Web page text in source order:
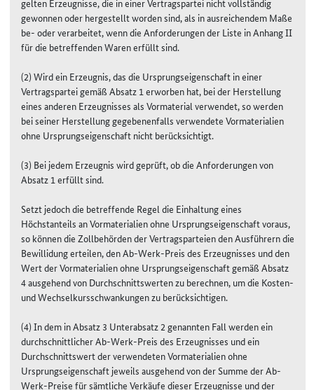
gewonnen oder hergestellt worden sind, als in ausreichendem Maße
be- oder verarbeitet, wenn die Anforderungen der Liste in Anhang II
für die betreffenden Waren erfüllt sind.
(2) Wird ein Erzeugnis, das die Ursprungseigenschaft in einer
Vertragspartei gemäß Absatz 1 erworben hat, bei der Herstellung
eines anderen Erzeugnisses als Vormaterial verwendet, so werden
bei seiner Herstellung gegebenenfalls verwendete Vormaterialien
ohne Ursprungseigenschaft nicht berücksichtigt.
(3) Bei jedem Erzeugnis wird geprüft, ob die Anforderungen von
Absatz 1 erfüllt sind.
Setzt jedoch die betreffende Regel die Einhaltung eines
Höchstanteils an Vormaterialien ohne Ursprungseigenschaft voraus,
so können die Zollbehörden der Vertragsparteien den Ausführern die
Bewillidung erteilen, den Ab-Werk-Preis des Erzeugnisses und den
Wert der Vormaterialien ohne Ursprungseigenschaft gemäß Absatz
4 ausgehend von Durchschnittswerten zu berechnen, um die Kosten-
und Wechselkursschwankungen zu berücksichtigen.
(4) In dem in Absatz 3 Unterabsatz 2 genannten Fall werden ein
durchschnittlicher Ab-Werk-Preis des Erzeugnisses und ein
Durchschnittswert der verwendeten Vormaterialien ohne
Ursprungseigenschaft jeweils ausgehend von der Summe der Ab-
Werk-Preise für sämtliche Verkäufe dieser Erzeugnisse und der